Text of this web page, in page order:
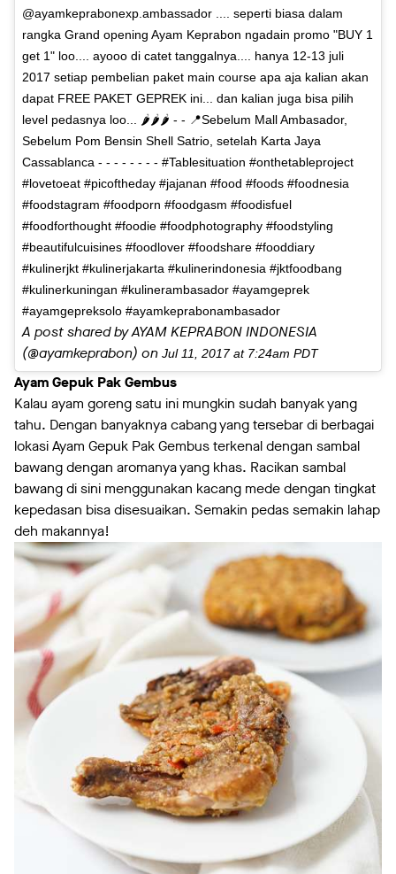
@ayamkeprabonexp.ambassador .... seperti biasa dalam
rangka Grand opening Ayam Keprabon ngadain promo "BUY 1
get 1" loo.... ayooo di catet tanggalnya.... hanya 12-13 juli
2017 setiap pembelian paket main course apa aja kalian akan
dapat FREE PAKET GEPREK ini... dan kalian juga bisa pilih
level pedasnya loo... 🌶🌶🌶 - - 📍Sebelum Mall Ambasador,
Sebelum Pom Bensin Shell Satrio, setelah Karta Jaya
Cassablanca - - - - - - - - #Tablesituation #onthetableproject
#lovetoeat #picoftheday #jajanan #food #foods #foodnesia
#foodstagram #foodporn #foodgasm #foodisfuel
#foodforthought #foodie #foodphotography #foodstyling
#beautifulcuisines #foodlover #foodshare #fooddiary
#kulinerjkt #kulinerjakarta #kulinerindonesia #jktfoodbang
#kulinerkuningan #kulinerambasador #ayamgeprek
#ayamgepreksolo #ayamkeprabonambasador
A post shared by AYAM KEPRABON INDONESIA
(@ayamkeprabon) on Jul 11, 2017 at 7:24am PDT
Ayam Gepuk Pak Gembus
Kalau ayam goreng satu ini mungkin sudah banyak yang
tahu. Dengan banyaknya cabang yang tersebar di berbagai
lokasi Ayam Gepuk Pak Gembus terkenal dengan sambal
bawang dengan aromanya yang khas. Racikan sambal
bawang di sini menggunakan kacang mede dengan tingkat
kepedasan bisa disesuaikan. Semakin pedas semakin lahap
deh makannya!